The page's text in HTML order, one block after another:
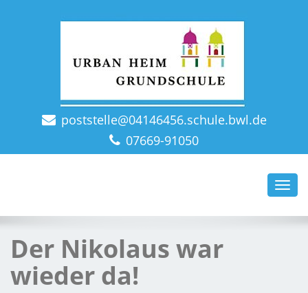
Grundschule St. Märgen: immer auf der Höh'!
poststelle@04146456.schule.bwl.de
07669-91050
Der Nikolaus war
wieder da!